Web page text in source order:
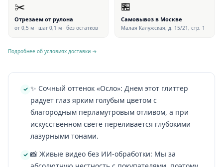
✂️
Отрезаем от рулона
от 0,5 м · шаг 0,1 м · без остатков
🏪
Самовывоз в Москве
Малая Калужская, д. 15/21, стр. 1
Подробнее об условиях доставки →
✨ Сочный оттенок «Осло»: Днем этот глиттер
радует глаз ярким голубым цветом с
благородным перламутровым отливом, а при
искусственном свете переливается глубокими
лазурными тонами.
📸 Живые видео без ИИ-обработки: Мы за